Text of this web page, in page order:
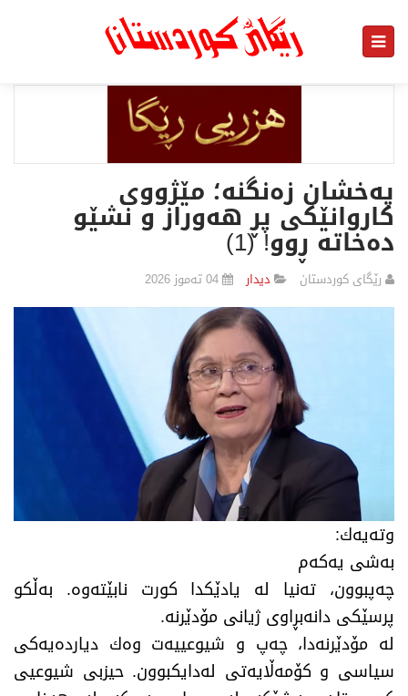
پەخشان زەنگنە؛ مێژووی
کاروانێکی پڕ ھەوراز و نشێو
دەخاتە ڕوو! (1)
رێگای كوردستان دیدار 04 تەموز 2026
وتەیەك:
بەشی یەکەم
چەپبوون، تەنیا لە یادێكدا كورت نابێتەوە. بەڵكو
پرسێكی دانەبڕاوی ژیانی مۆدێرنە.
لە مۆدێرنەدا، چەپ و شیوعییەت وەك دیاردەیەكی
سیاسی و كۆمەڵایەتی لەدایكبوون. حیزبی شیوعیی